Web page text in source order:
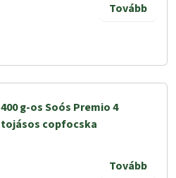
Tovább
400 g-os Soós Premio 4
tojásos copfocska
Tovább